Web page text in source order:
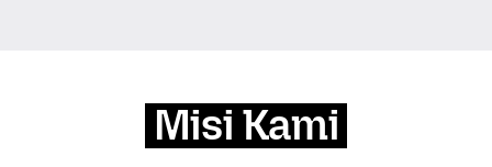
Misi Kami